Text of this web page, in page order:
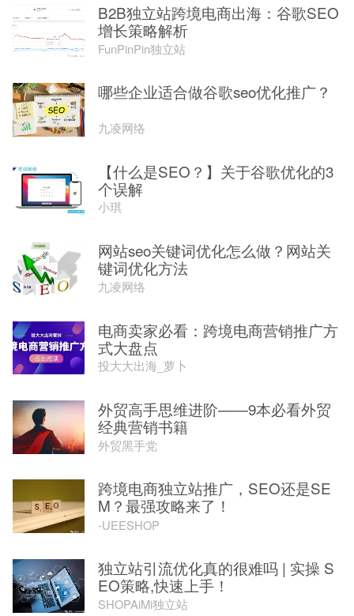
B2B独立站跨境电商出海：谷歌SEO
增长策略解析
FunPinPin独立站
哪些企业适合做谷歌seo优化推广？
九凌网络
【什么是SEO？】关于谷歌优化的3
个误解
小琪
网站seo关键词优化怎么做？网站关
键词优化方法
九凌网络
电商卖家必看：跨境电商营销推广方
式大盘点
投大大出海_萝卜
外贸高手思维进阶——9本必看外贸
经典营销书籍
外贸黑手党
跨境电商独立站推广，SEO还是SE
M？最强攻略来了！
-UEESHOP
独立站引流优化真的很难吗 | 实操 S
EO策略,快速上手！
SHOPAiMi独立站